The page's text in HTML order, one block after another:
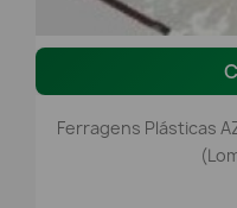
Ferragens Plásticas